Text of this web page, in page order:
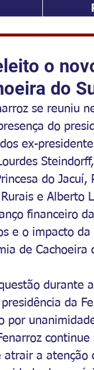
o
do
se reuniu
do
ex-
do
e Alberto
financeiro
e o impacto
de Cachoeira
durante
da
por
atrair a